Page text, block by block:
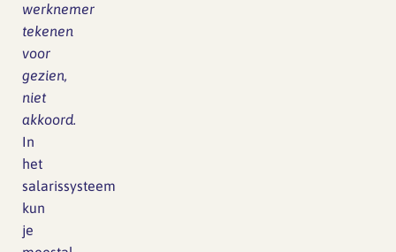
werknemer
tekenen
voor
gezien,
niet
akkoord.
In
het
salarissysteem
kun
je